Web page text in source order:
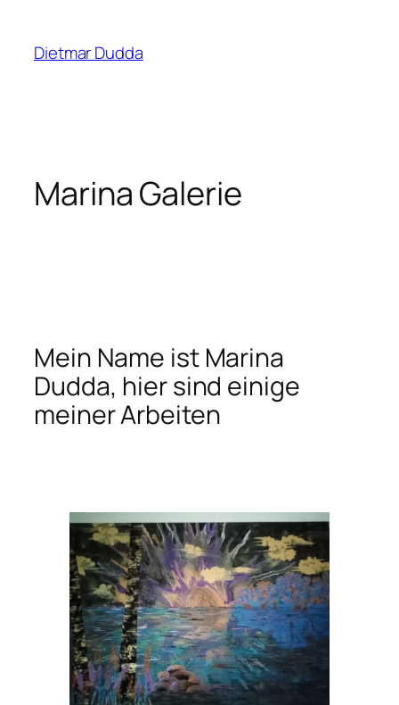
springen
Dietmar Dudda
Marina Galerie
Mein Name ist Marina
Dudda, hier sind einige
meiner Arbeiten